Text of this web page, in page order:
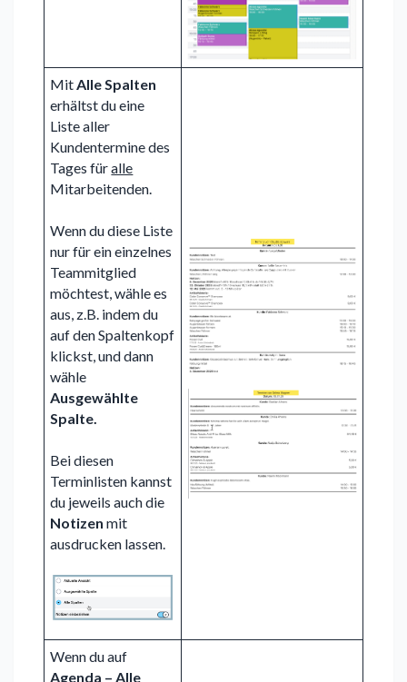
MitAlle Spalten
erhältst du eine
Liste aller
Kundentermine des
Tages füralle
Mitarbeitenden.
Wenn du diese Liste
nur für ein einzelnes
Teammitglied
möchtest, wähle es
aus, z.B. indem du
auf den Spaltenkopf
klickst, und dann
wähle
Ausgewählte
Spalte.
Bei diesen
Terminlisten kannst
du jeweils auch die
Notizen mit
ausdrucken lassen.
Wenn du auf
Agenda – Alle